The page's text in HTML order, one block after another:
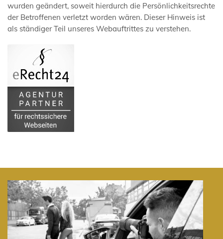
wurden geändert, soweit hierdurch die Persönlichkeitsrechte
der Betroffenen verletzt worden wären. Dieser Hinweis ist
als ständiger Teil unseres Webauftrittes zu verstehen.